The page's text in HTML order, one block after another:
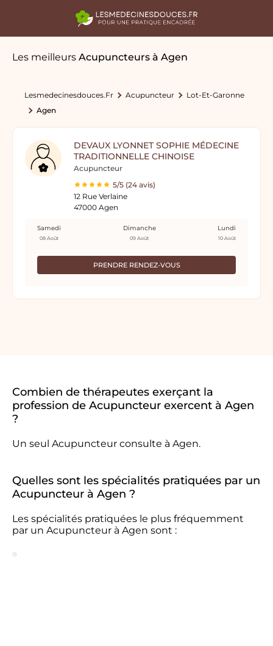
Les meilleurs Acupuncteurs à Agen
Lesmedecinesdouces.fr Acupuncteur
Lot-Et-Garonne
Agen
DEVAUX LYONNET SOPHIE MÉDECINE
TRADITIONNELLE CHINOISE
Acupuncteur
5/5 (24 avis)
12 Rue Verlaine
47000 Agen
PRENDRE RENDEZ-VOUS
Samedi
08 Août
Dimanche
09 Août
Lundi
10 Août
Combien de thérapeutes exerçant la
profession de Acupuncteur exercent à Agen
?
Un seul Acupuncteur consulte à Agen.
Quelles sont les spécialités pratiquées par un
Acupuncteur à Agen ?
Les spécialités pratiquées le plus fréquemment
par un Acupuncteur à Agen sont :